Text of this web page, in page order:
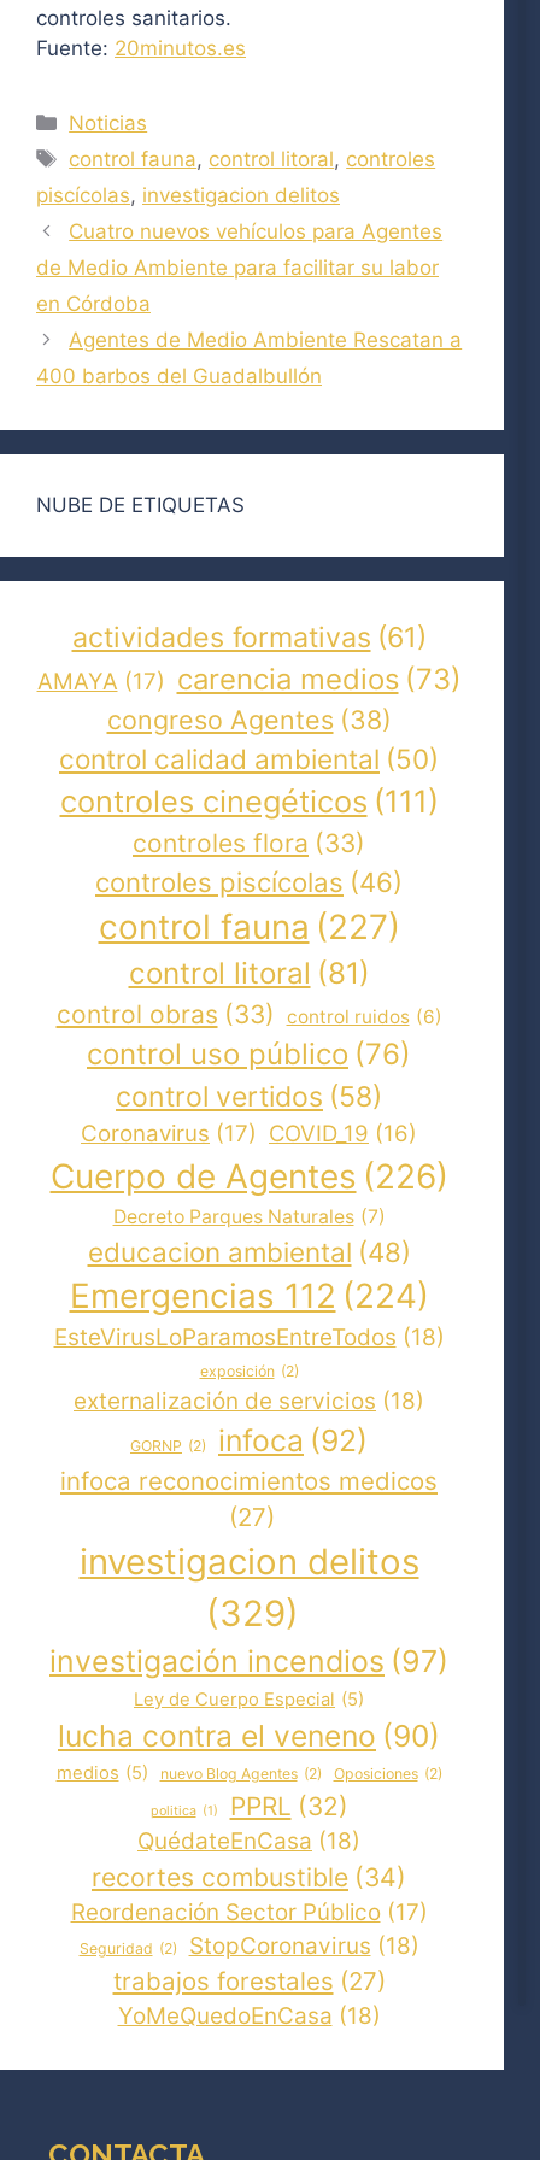
controles sanitarios.
Fuente: 20minutos.es
Categorías
Noticias
Etiquetas
control fauna, control litoral, controles
piscícolas, investigacion delitos
Cuatro nuevos vehículos para Agentes
de Medio Ambiente para facilitar su labor
en Córdoba
Agentes de Medio Ambiente Rescatan a
400 barbos del Guadalbullón
NUBE DE ETIQUETAS
actividades formativas (61)
AMAYA (17) carencia medios (73)
congreso Agentes (38)
control calidad ambiental (50)
controles cinegéticos (111)
controles flora (33)
controles piscícolas (46)
control fauna (227)
control litoral (81)
control obras (33) control ruidos (6)
control uso público (76)
control vertidos (58)
Coronavirus (17) COVID_19 (16)
Cuerpo de Agentes (226)
Decreto Parques Naturales (7)
educacion ambiental (48)
Emergencias 112 (224)
EsteVirusLoParamosEntreTodos (18)
exposición (2)
externalización de servicios (18)
GORNP (2) infoca (92)
infoca reconocimientos medicos
(27)
investigacion delitos
(329)
investigación incendios (97)
Ley de Cuerpo Especial (5)
lucha contra el veneno (90)
medios (5) nuevo Blog Agentes (2) Oposiciones (2)
politica (1) PPRL (32)
QuédateEnCasa (18)
recortes combustible (34)
Reordenación Sector Público (17)
Seguridad (2) StopCoronavirus (18)
trabajos forestales (27)
YoMeQuedoEnCasa (18)